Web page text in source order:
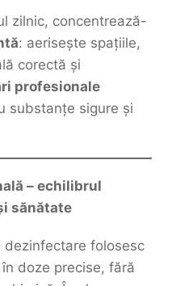
zilnic, concentrează-
: aerisește spațiile,
corectă și
profesionale
substanțe sigure și
– echilibrul
sănătate
dezinfectare folosesc
doze precise, fără